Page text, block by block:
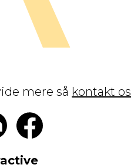
mere så kontakt os